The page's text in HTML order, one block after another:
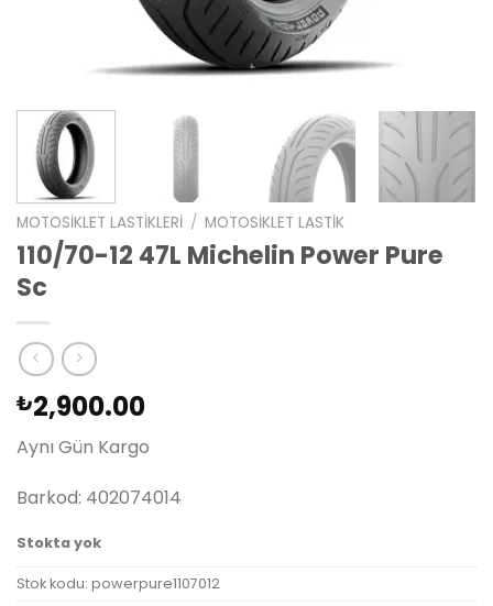
MOTOSIKLET LASTIKLERI / MOTOSIKLET LASTIK
110/70-12 47L Michelin Power Pure
Sc
₺2,900.00
Aynı Gün Kargo
Barkod: 402074014
Stokta yok
Stok kodu: powerpure1107012